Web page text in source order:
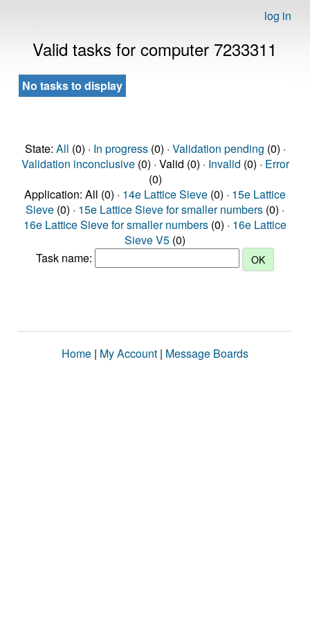
log in
Valid tasks for computer 7233311
No tasks to display
State: All (0) · In progress(0) · Validation pending (0) ·
Validation inconclusive(0) · Valid (0) · Invalid (0) · Error
(0)
Application: All (0) · 14e Lattice Sieve (0) · 15e Lattice
Sieve (0) · 15e Lattice Sieve for smaller numbers (0) ·
16e Lattice Sieve for smaller numbers (0) · 16e Lattice
Sieve V5 (0)
Task name:
Home | My Account | Message Boards